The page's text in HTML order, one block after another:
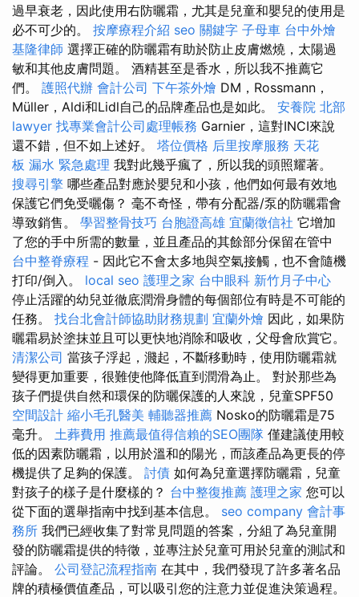
過早衰老，因此使用右防曬霜，尤其是兒童和嬰兒的使用是
必不可少的。 按摩療程介紹 seo 關鍵字 子母車 台中外燴
基隆律師 選擇正確的防曬霜有助於防止皮膚燃燒，太陽過
敏和其他皮膚問題。 酒精甚至是香水，所以我不推薦它
們。 護照代辦 會計公司 下午茶外燴 DM，Rossmann，
Müller，Aldi和Lidl自己的品牌產品也是如此。 安養院 北部
lawyer 找專業會計公司處理帳務 Garnier，這對INCI來說
還不錯，但不如上述好。 塔位價格 后里按摩服務 天花
板 漏水 緊急處理 我對此幾乎瘋了，所以我的頭照耀著。
搜尋引擎 哪些產品對應於嬰兒和小孩，他們如何最有效地
保護它們免受曬傷？ 毫不奇怪，帶有分配器/泵的防曬霜會
導致銷售。 學習整骨技巧 台胞證高雄 宜蘭徵信社 它增加
了您的手中所需的數量，並且產品的其餘部分保留在管中
台中整脊療程 - 因此它不會太多地與空氣接觸，也不會隨機
打印/倒入。 local seo 護理之家 台中眼科 新竹月子中心
停止活躍的幼兒並徹底潤滑身體的每個部位有時是不可能的
任務。 找台北會計師協助財務規劃 宜蘭外燴 因此，如果防
曬霜易於塗抹並且可以更快地消除和吸收，父母會欣賞它。
清潔公司 當孩子浮起，濺起，不斷移動時，使用防曬霜就
變得更加重要，很難使他降低直到潤滑為止。 對於那些為
孩子們提供自然和環保的防曬保護的人來說，兒童SPF50
空間設計 縮小毛孔醫美 輔聽器推薦 Nosko的防曬霜是75
毫升。 土葬費用 推薦最值得信賴的SEO團隊 僅建議使用較
低的因素防曬霜，以用於溫和的陽光，而該產品為更長的停
機提供了足夠的保護。 討債 如何為兒童選擇防曬霜，兒童
對孩子的樣子是什麼樣的？ 台中整復推薦 護理之家 您可以
從下面的選舉指南中找到基本信息。 seo company 會計事
務所 我們已經收集了對常見問題的答案，分組了為兒童開
發的防曬霜提供的特徵，並專注於兒童可用於兒童的測試和
評論。 公司登記流程指南 在其中，我們發現了許多著名品
牌的積極價值產品，可以吸引您的注意力並促進決策過程。